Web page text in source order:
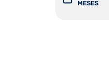
MESES